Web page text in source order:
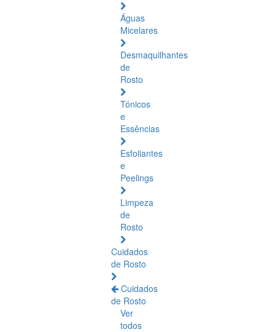
Águas
Micelares
Desmaquilhantes
de
Rosto
Tónicos
e
Essências
Esfoliantes
e
Peelings
Limpeza
de
Rosto
Cuidados
de Rosto
Cuidados
de Rosto
Ver
todos